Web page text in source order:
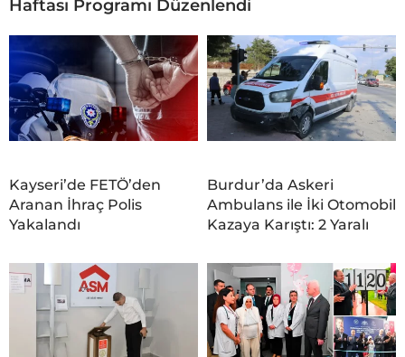
Haftası Programı Düzenlendi
Kayseri’de FETÖ’den
Aranan İhraç Polis
Yakalandı
Burdur’da Askeri
Ambulans ile İki Otomobil
Kazaya Karıştı: 2 Yaralı